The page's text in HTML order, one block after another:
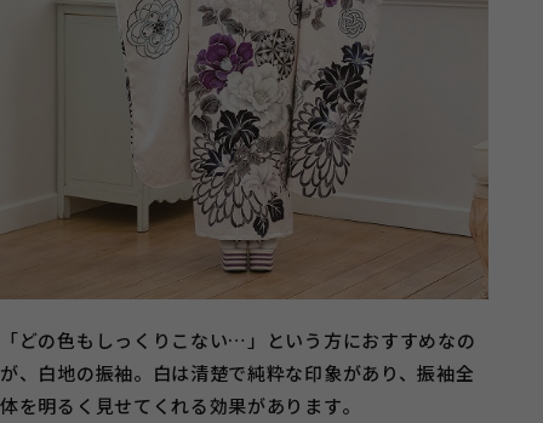
「どの色もしっくりこない…」という方におすすめなの
が、白地の振袖。白は清楚で純粋な印象があり、振袖全
体を明るく見せてくれる効果があります。